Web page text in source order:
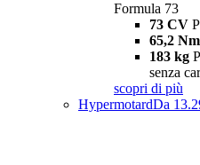
Formula 73
73 CV
65,2 Nm
183 kg
senza
scopri di più
HypermotardDa